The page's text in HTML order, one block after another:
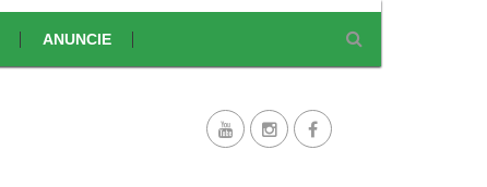
ANUNCIE